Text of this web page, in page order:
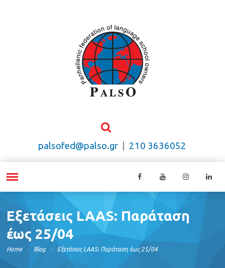
palsofed@palso.gr 210 3636052
Εξετάσεις LAAS: Παράταση
έως 25/04
Home Blog Εξετάσεις LAAS: Παράταση έως 25/04